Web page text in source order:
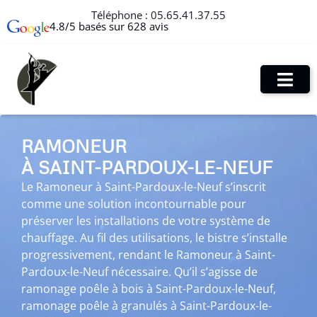
Téléphone : 05.65.41.37.55
4.8/5 basés sur 628 avis
RAMONEUR
À SAINT-PARDOUX-LE-NEUF
Le Ramoneur à Saint-Pardoux-le-Neuf s’inscrit
comme une solution incontournable pour
préserver les installations de votre système de
chauffage. Au fil des utilisations, le bistre s’installe
progressivement, rendant le Ramoneur à Saint-
Pardoux-le-Neuf nécessaire. Qu’il s’agisse de
ramonage poêle à bois à Saint-Pardoux-le-Neuf,
ramonage poêle à granulés à Saint-Pardoux-le-